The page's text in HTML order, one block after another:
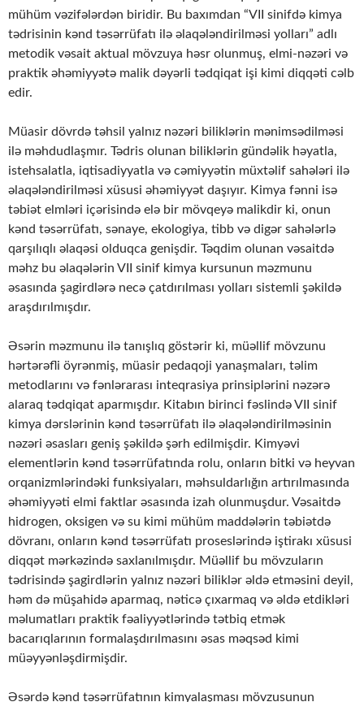
mühüm vəzifələrdən biridir. Bu baxımdan “VII sinifdə kimya
tədrisinin kənd təsərrüfatı ilə əlaqələndirilməsi yolları” adlı
metodik vəsait aktual mövzuya həsr olunmuş, elmi-nəzəri və
praktik əhəmiyyətə malik dəyərli tədqiqat işi kimi diqqəti cəlb
edir.
Müasir dövrdə təhsil yalnız nəzəri biliklərin mənimsədilməsi
ilə məhdudlaşmır. Tədris olunan biliklərin gündəlik həyatla,
istehsalatla, iqtisadiyyatla və cəmiyyətin müxtəlif sahələri ilə
əlaqələndirilməsi xüsusi əhəmiyyət daşıyır. Kimya fənni isə
təbiət elmləri içərisində elə bir mövqeyə malikdir ki, onun
kənd təsərrüfatı, sənaye, ekologiya, tibb və digər sahələrlə
qarşılıqlı əlaqəsi olduqca genişdir. Təqdim olunan vəsaitdə
məhz bu əlaqələrin VII sinif kimya kursunun məzmunu
əsasında şagirdlərə necə çatdırılması yolları sistemli şəkildə
araşdırılmışdır.
Əsərin məzmunu ilə tanışlıq göstərir ki, müəllif mövzunu
hərtərəfli öyrənmiş, müasir pedaqoji yanaşmaları, təlim
metodlarını və fənlərarası inteqrasiya prinsiplərini nəzərə
alaraq tədqiqat aparmışdır. Kitabın birinci fəslində VII sinif
kimya dərslərinin kənd təsərrüfatı ilə əlaqələndirilməsinin
nəzəri əsasları geniş şəkildə şərh edilmişdir. Kimyəvi
elementlərin kənd təsərrüfatında rolu, onların bitki və heyvan
orqanizmlərindəki funksiyaları, məhsuldarlığın artırılmasında
əhəmiyyəti elmi faktlar əsasında izah olunmuşdur. Vəsaitdə
hidrogen, oksigen və su kimi mühüm maddələrin təbiətdə
dövranı, onların kənd təsərrüfatı proseslərində iştirakı xüsusi
diqqət mərkəzində saxlanılmışdır. Müəllif bu mövzuların
tədrisində şagirdlərin yalnız nəzəri biliklər əldə etməsini deyil,
həm də müşahidə aparmaq, nəticə çıxarmaq və əldə etdikləri
məlumatları praktik fəaliyyətlərində tətbiq etmək
bacarıqlarının formalaşdırılmasını əsas məqsəd kimi
müəyyənləşdirmişdir.
Əsərdə kənd təsərrüfatının kimyalaşması mövzusunun